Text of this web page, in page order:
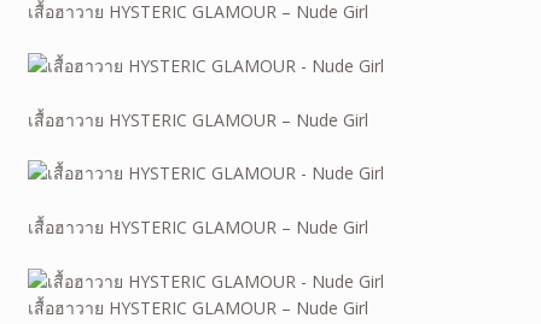
เสื้อฮาวาย HYSTERIC GLAMOUR – Nude Girl
เสื้อฮาวาย HYSTERIC GLAMOUR – Nude Girl
เสื้อฮาวาย HYSTERIC GLAMOUR – Nude Girl
เสื้อฮาวาย HYSTERIC GLAMOUR – Nude Girl